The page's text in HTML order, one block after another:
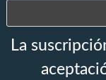
La